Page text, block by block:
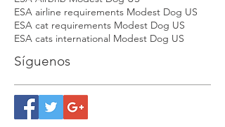
Cómo certificar un perro de servicio
ESA airline requirements Modest Dog US
ESA cat requirements Modest Dog US